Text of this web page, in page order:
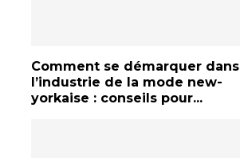
Comment se démarquer dans
l’industrie de la mode new-
yorkaise : conseils pour...